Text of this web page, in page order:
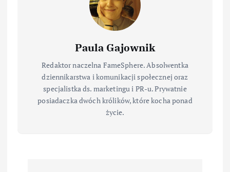
Paula Gajownik
Redaktor naczelna FameSphere. Absolwentka
dziennikarstwa i komunikacji społecznej oraz
specjalistka ds. marketingu i PR-u. Prywatnie
posiadaczka dwóch królików, które kocha ponad
życie.